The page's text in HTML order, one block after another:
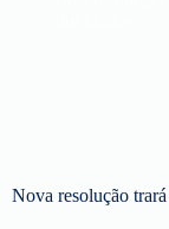
Nova resolução